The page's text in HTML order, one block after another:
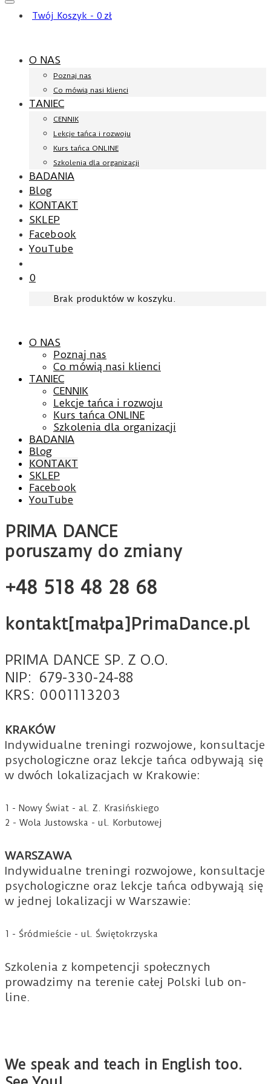
Twój Koszyk - 0 zł
O NAS
Poznaj nas
Co mówią nasi klienci
TANIEC
CENNIK
Lekcje tańca i rozwoju
Kurs tańca ONLINE
Szkolenia dla organizacji
BADANIA
Blog
KONTAKT
SKLEP
Facebook
YouTube
0
Brak produktów w koszyku.
O NAS
Poznaj nas
Co mówią nasi klienci
TANIEC
CENNIK
Lekcje tańca i rozwoju
Kurs tańca ONLINE
Szkolenia dla organizacji
BADANIA
Blog
KONTAKT
SKLEP
Facebook
YouTube
PRIMA DANCE
poruszamy do zmiany
+48 518 48 28 68
kontakt[małpa]PrimaDance.pl
PRIMA DANCE SP. Z O.O.
NIP: 679-330-24-88
KRS: 0001113203
KRAKÓW
Indywidualne treningi rozwojowe, konsultacje
psychologiczne oraz lekcje tańca odbywają się
w dwóch lokalizacjach w Krakowie:
1 - Nowy Świat - al. Z. Krasińskiego
2 - Wola Justowska - ul. Korbutowej
WARSZAWA
Indywidualne treningi rozwojowe, konsultacje
psychologiczne oraz lekcje tańca odbywają się
w jednej lokalizacji w Warszawie:
1 - Śródmieście - ul. Świętokrzyska
Szkolenia z kompetencji społecznych
prowadzimy na terenie całej Polski lub on-
line.
We speak and teach in English too.